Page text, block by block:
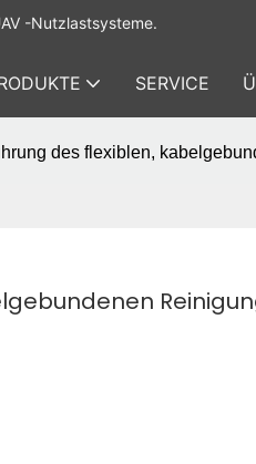
-Nutzlastsysteme.
SERVICE
des flexiblen,